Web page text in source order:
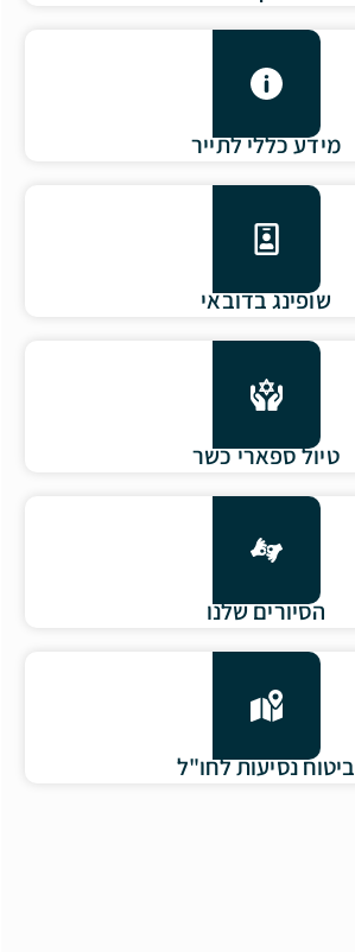
מידע כללי לתייר
שופינג בדובאי
טיול ספארי כשר
הסיורים שלנו
ביטוח נסיעות לחו"ל